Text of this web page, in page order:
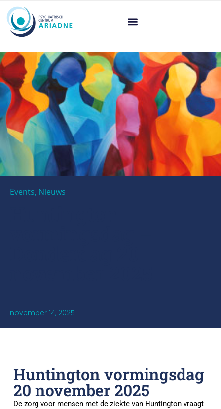
Events, Nieuws
november 14, 2025
Huntington vormingsdag
20 november 2025
De zorg voor mensen met de ziekte van Huntington vraagt